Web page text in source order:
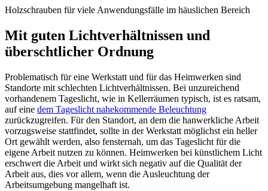
Holzschrauben für viele Anwendungsfälle im häuslichen Bereich
Mit guten Lichtverhältnissen und
überschtlicher Ordnung
Problematisch für eine Werkstatt und für das Heimwerken sind
Standorte mit schlechten Lichtverhältnissen. Bei unzureichend
vorhandenem Tageslicht, wie in Kellerräumen typisch, ist es ratsam,
auf eine dem Tageslicht nahekommende Beleuchtung
zurückzugreifen. Für den Standort, an dem die hanwerkliche Arbeit
vorzugsweise stattfindet, sollte in der Werkstatt möglichst ein heller
Ort gewählt werden, also fensternah, um das Tageslicht für die
eigene Arbeit nutzen zu können. Heimwerken bei künstlichem Licht
erschwert die Arbeit und wirkt sich negativ auf die Qualität der
Arbeit aus, dies vor allem, wenn die Ausleuchtung der
Arbeitsumgebung mangelhaft ist.